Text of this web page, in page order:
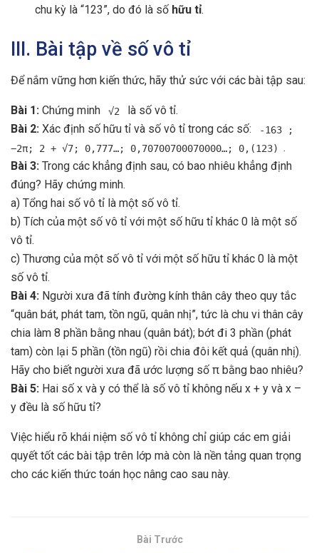
chu kỳ là “123”, do đó là số hữu tỉ.
III. Bài tập về số vô tỉ
Để nắm vững hơn kiến thức, hãy thử sức với các bài tập sau:
Bài 1: Chứng minh √2
là số vô tỉ.
Bài 2: Xác định số hữu tỉ và số vô tỉ trong các số:
-163 ;
−2π; 2 + √7; 0,777…; 0,70700700070000…; 0,(123) .
Bài 3: Trong các khẳng định sau, có bao nhiêu khẳng định
đúng? Hãy chứng minh.
a) Tổng hai số vô tỉ là một số vô tỉ.
b) Tích của một số vô tỉ với một số hữu tỉ khác 0 là một số
vô tỉ.
c) Thương của một số vô tỉ với một số hữu tỉ khác 0 là một
số vô tỉ.
Bài 4: Người xưa đã tính đường kính thân cây theo quy tắc
“quân bát, phát tam, tồn ngũ, quân nhị”, tức là chu vi thân cây
chia làm 8 phần bằng nhau (quân bát); bớt đi 3 phần (phát
tam) còn lại 5 phần (tồn ngũ) rồi chia đôi kết quả (quân nhị).
Hãy cho biết người xưa đã ước lượng số π bằng bao nhiêu?
Bài 5: Hai số x và y có thể là số vô tỉ không nếu x + y và x –
y đều là số hữu tỉ?
Việc hiểu rõ khái niệm số vô tỉ không chỉ giúp các em giải
quyết tốt các bài tập trên lớp mà còn là nền tảng quan trọng
cho các kiến thức toán học nâng cao sau này.
Bài Trước